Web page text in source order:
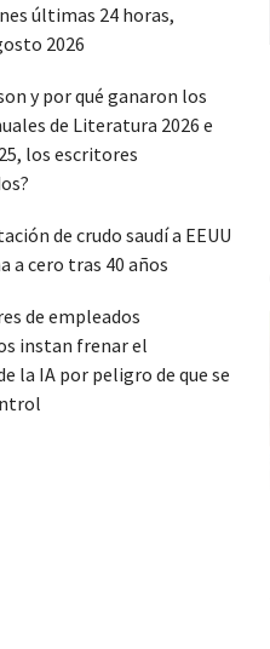
últimas 24 horas,
2026
y por qué ganaron los
de Literatura 2026 e
los escritores
de crudo saudí a EEUU
a cero tras 40 años
de empleados
instan frenar el
la IA por peligro de que se